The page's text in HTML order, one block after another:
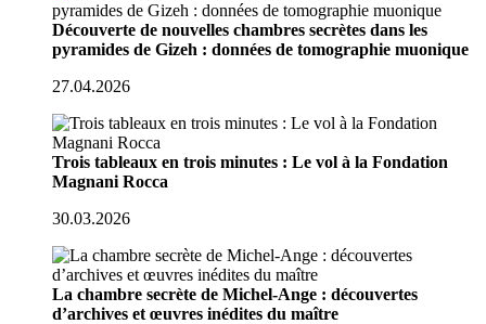
Découverte de nouvelles chambres secrètes dans les
pyramides de Gizeh : données de tomographie muonique
27.04.2026
Trois tableaux en trois minutes : Le vol à la Fondation
Magnani Rocca
30.03.2026
La chambre secrète de Michel-Ange : découvertes
d’archives et œuvres inédites du maître